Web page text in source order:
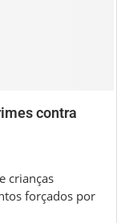
contra
crianças
forçados por